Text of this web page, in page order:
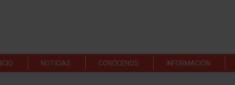
NOTICIAS CONÓCENOS INFORMACIÓN